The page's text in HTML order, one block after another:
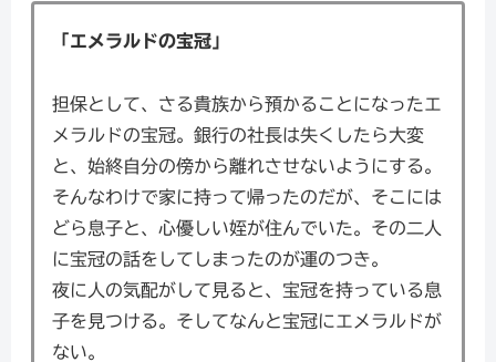
「エメラルドの宝冠」
担保として、さる貴族から預かることになったエ
メラルドの宝冠。銀行の社長は失くしたら大変
と、始終自分の傍から離れさせないようにする。
そんなわけで家に持って帰ったのだが、そこには
どら息子と、心優しい姪が住んでいた。その二人
に宝冠の話をしてしまったのが運のつき。
夜に人の気配がして見ると、宝冠を持っている息
子を見つける。そしてなんと宝冠にエメラルドが
ない。